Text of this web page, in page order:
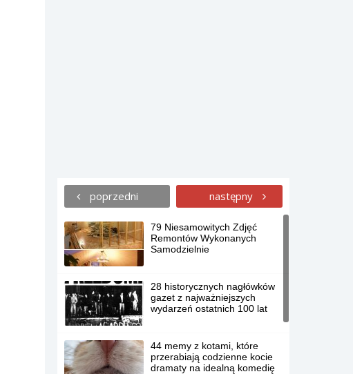
poprzedni następny
79 Niesamowitych Zdjęć
Remontów Wykonanych
Samodzielnie
28 historycznych nagłówków
gazet z najważniejszych
wydarzeń ostatnich 100 lat
44 memy z kotami, które
przerabiają codzienne kocie
dramaty na idealną komedię